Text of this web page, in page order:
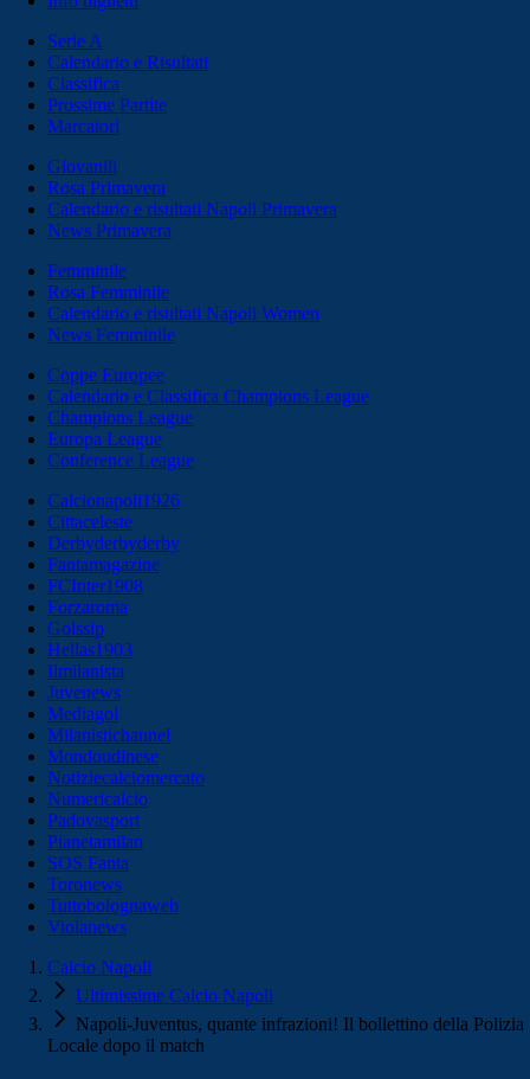
Serie A
Calendario e Risultati
Classifica
Prossime Partite
Marcatori
Giovanili
Rosa Primavera
Calendario e risultati Napoli Primavera
News Primavera
Femminile
Rosa Femminile
Calendario e risultati Napoli Women
News Femminile
Coppe Europee
Calendario e Classifica Champions League
Champions League
Europa League
Conference League
Calcionapoli1926
Cittaceleste
Derbyderbyderby
Fantamagazine
FCInter1908
Forzaroma
Golssip
Hellas1903
Ilmilanista
Juvenews
Mediagol
Milanistichannel
Mondoudinese
Notiziecalciomercato
Numericalcio
Padovasport
Pianetamilan
SOS Fanta
Toronews
Tuttobolognaweb
Violanews
Calcio Napoli
Ultimissime Calcio Napoli
Napoli-Juventus, quante infrazioni! Il bollettino della Polizia
Locale dopo il match